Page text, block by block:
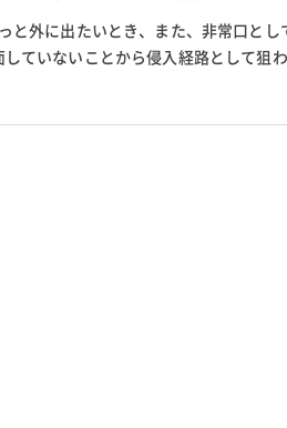
と外に出たいとき、また、非常口とし
ていないことから侵入経路として狙